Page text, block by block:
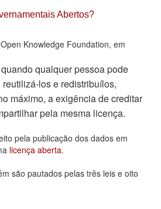
Abertos
Abertos?
Knowledge Foundation, em
qualquer pessoa pode
los e redistribuí­los,
máximo, a exigência de creditar
pela mesma licença.
pela publicação dos dados em
licença aberta.
são pautados pelas três leis e oito